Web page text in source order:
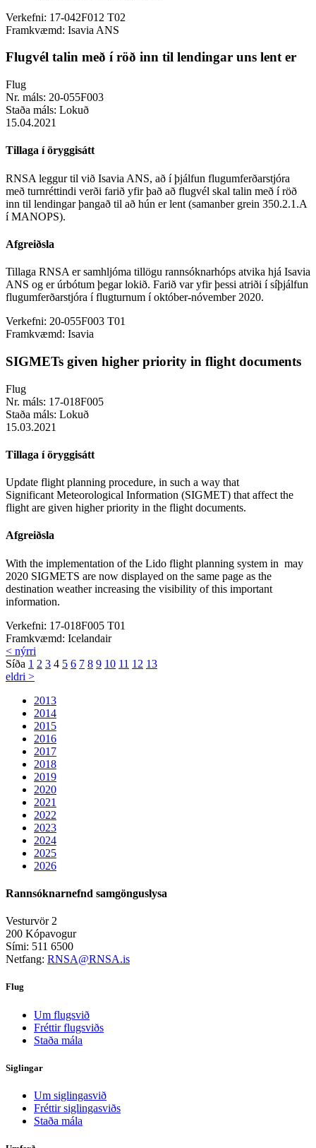
Verkefni: 17-042F012 T02
Framkvæmd: Isavia ANS
Flugvél talin með í röð inn til lendingar uns lent er
Flug
Nr. máls: 20-055F003
Staða máls: Lokuð
15.04.2021
Tillaga í öryggisátt
RNSA leggur til við Isavia ANS, að í þjálfun flugumferðarstjóra
með turnréttindi verði farið yfir það að flugvél skal talin með í röð
inn til lendingar þangað til að hún er lent (samanber grein 350.2.1.A
í MANOPS).
Afgreiðsla
Tillaga RNSA er samhljóma tillögu rannsóknarhóps atvika hjá Isavia
ANS og er úrbótum þegar lokið. Farið var yfir þessi atriði í síþjálfun
flugumferðarstjóra í flugturnum í október-nóvember 2020.
Verkefni: 20-055F003 T01
Framkvæmd: Isavia
SIGMETs given higher priority in flight documents
Flug
Nr. máls: 17-018F005
Staða máls: Lokuð
15.03.2021
Tillaga í öryggisátt
Update flight planning procedure, in such a way that
Significant Meteorological Information (SIGMET) that affect the
flight are given higher priority in the flight documents.
Afgreiðsla
With the implementation of the Lido flight planning system in may
2020 SIGMETS are now displayed on the same page as the
destination weather increasing the visibility of this important
information.
Verkefni: 17-018F005 T01
Framkvæmd: Icelandair
< nýrri
Síða 1 2 3 4 5 6 7 8 9 10 11 12 13
eldri >
2013
2014
2015
2016
2017
2018
2019
2020
2021
2022
2023
2024
2025
2026
Rannsóknarnefnd samgönguslysa
Vesturvör 2
200 Kópavogur
Sími: 511 6500
Netfang: RNSA@RNSA.is
Flug
Um flugsvið
Fréttir flugsviðs
Staða mála
Siglingar
Um siglingasvið
Fréttir siglingasviðs
Staða mála